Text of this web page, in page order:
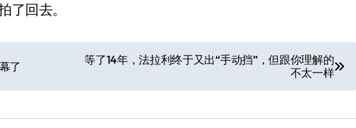
了回去。
了
等了14年，法拉利终于又出“手动挡”，但跟你理解的
不太一样